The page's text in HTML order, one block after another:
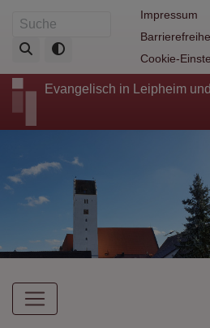
zum
Inhalt
Suche
Impressum
Cookie-
Evangelisch in Leipheim
Hauptnavigation